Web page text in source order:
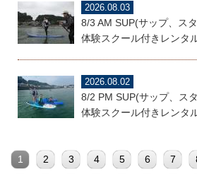
2026.08.03
8/3 AM SUP(サップ、ス
体験スクール付きレンタ
2026.08.02
8/2 PM SUP(サップ、ス
体験スクール付きレンタ
1 2 3 4 5 6 7